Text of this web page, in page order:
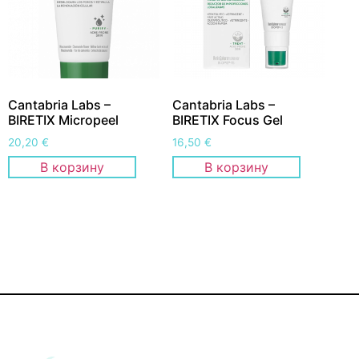
Cantabria Labs –
BIRETIX Micropeel
20,20 €
В корзину
Cantabria Labs –
BIRETIX Focus Gel
16,50€
В корзину